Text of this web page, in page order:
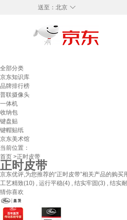
◇
送至： 北京
全部分类
京东知识库
品牌排行榜
普联摄像头
一体机
收纳包
键盘贴
键帽贴纸
京东美术馆
当前位置：
首页 >正时皮带
正时皮带
京东优评,为您推荐的“正时皮带”相关产品的购买
工艺精致(10) , 运行平稳(4) , 结实牢固(3) , 结实
猜你喜欢